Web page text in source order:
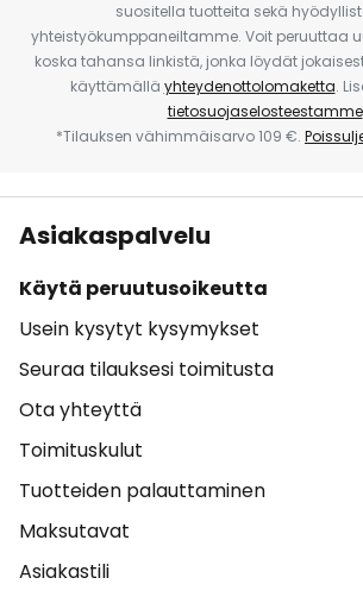
suositella tuotteita sekä
yhteistyökumppaneiltamme. Voit peruuttaa
koska tahansa linkistä, jonka löydät
käyttämällä yhteydenottolomaketta.
tietosuojaselosteestamme
*Tilauksen vähimmäisarvo 109 €.
Asiakaspalvelu
Käytä peruutusoikeutta
Usein kysytyt kysymykset
Seuraa tilauksesi toimitusta
Ota yhteyttä
Toimituskulut
Tuotteiden palauttaminen
Maksutavat
Asiakastili